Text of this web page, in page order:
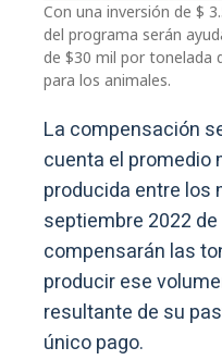
Con una inversión de $
del programa serán
de $30 mil por tonelada
para los animales.
La compensación
cuenta el promedio
producida entre los
septiembre 2022
compensarán las
producir ese
resultante de su
único pago.